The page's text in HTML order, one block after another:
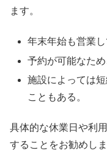
ます。
年末年始も営業し
予約が可能なた
施設によっては
こともある。
具体的な休業日や利
することをお勧めしま